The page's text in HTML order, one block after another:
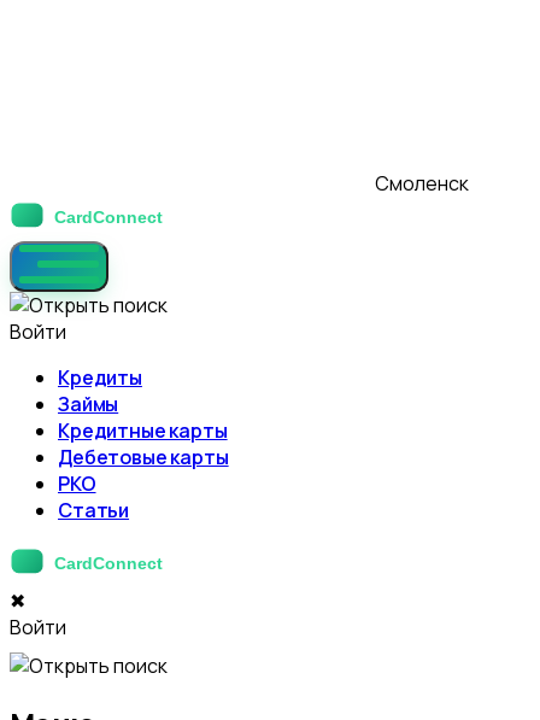
Смоленск
Войти
Кредиты
Займы
Кредитные карты
Дебетовые карты
РКО
Статьи
✖
Войти